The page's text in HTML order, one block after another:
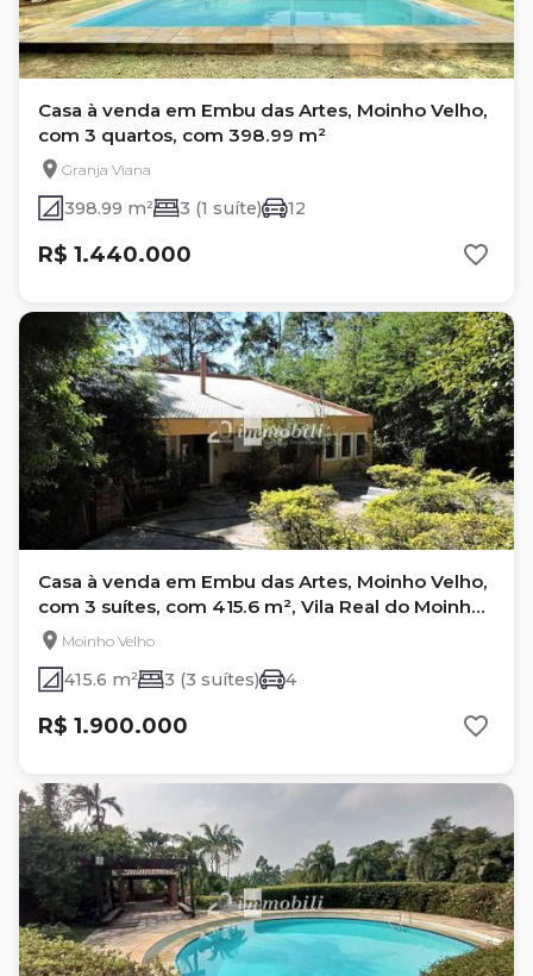
Casa à venda em Embu das Artes, Moinho Velho,
com 3 quartos, com 398.99 m²
Granja Viana
398.99 m² 3 (1 suíte) 12
R$ 1.440.000
Casa à venda em Embu das Artes, Moinho Velho,
com 3 suítes, com 415.6 m², Vila Real do Moinho
VelhoMoinho Velho
415.6 m² 3 (3 suítes) 4
R$ 1.900.000